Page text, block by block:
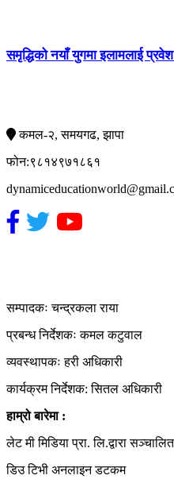
समृद्धिको नयाँ युगमा इलामलाई
कमल-२, समयगढ, झापा
फोन:९८१४९७१८६१
सम्पादकः चन्द्रकला राया
प्रबन्ध निर्देशकः कमल कटुवाल
व्यवस्थापकः हरी अधिकारी
कार्यक्रम निर्देशक: सितल अधिकारी
हाम्रो बारेमा :
लेट मी मिडिया प्रा. लि.द्वारा सञ्चालित
डिउ टिभी अनलाइन डटकम